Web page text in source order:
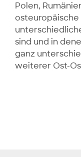
Polen,
osteuropäische
sind und in
ganz
weiterer Ost-